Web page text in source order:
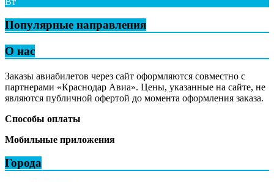
Популярные направления
О нас
Заказы авиабилетов через сайт оформляются совместно с
партнерами «Краснодар Авиа». Цены, указанные на сайте, не
являются публичной офертой до момента оформления заказа.
Способы оплаты
Мобильные приложения
Города